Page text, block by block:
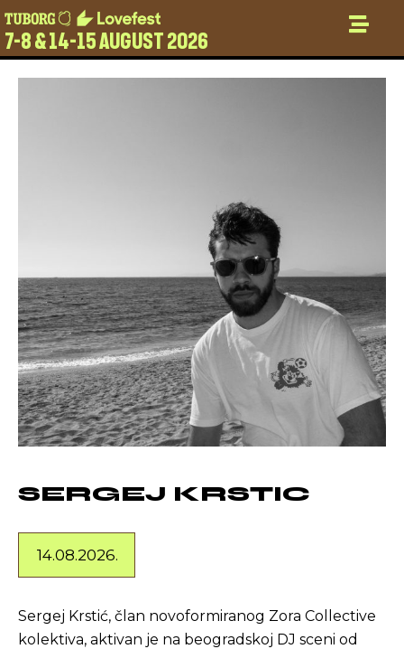
7-8 & 14-15 AUGUST 2026
SERGEJ KRSTIC
14.08.2026.
Sergej Krstić, član novoformiranog Zora Collective
kolektiva, aktivan je na beogradskoj DJ sceni od